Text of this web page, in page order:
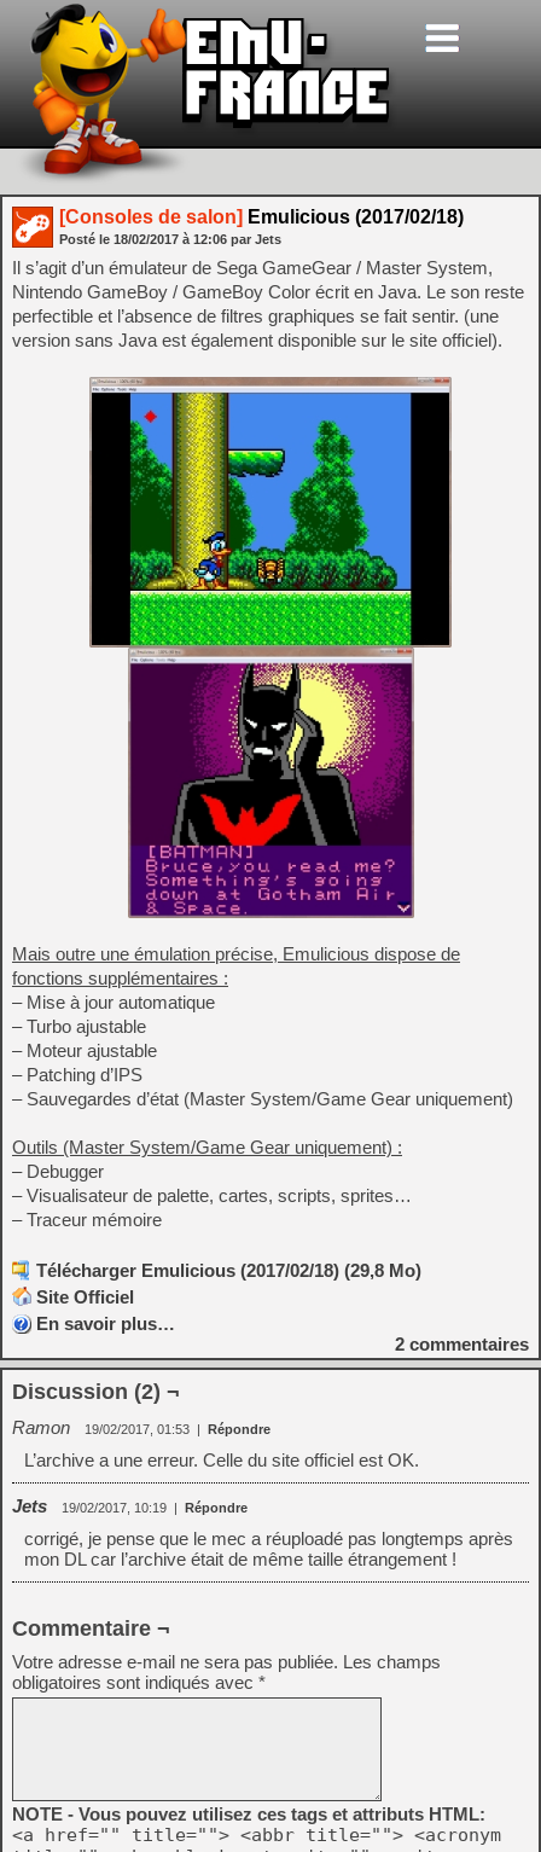
[Consoles de salon] Emulicious (2017/02/18)
Posté le 18/02/2017 à 12:06 par Jets
Il s’agit d’un émulateur de Sega GameGear / Master System,
Nintendo GameBoy / GameBoy Color écrit en Java. Le son reste
perfectible et l’absence de filtres graphiques se fait sentir. (une
version sans Java est également disponible sur le site officiel).
Mais outre une émulation précise, Emulicious dispose de
fonctions supplémentaires :
– Mise à jour automatique
– Turbo ajustable
– Moteur ajustable
– Patching d’IPS
– Sauvegardes d’état (Master System/Game Gear uniquement)
Outils (Master System/Game Gear uniquement) :
– Debugger
– Visualisateur de palette, cartes, scripts, sprites…
– Traceur mémoire
Télécharger Emulicious (2017/02/18) (29,8 Mo)
Site Officiel
En savoir plus…
2 commentaires
Discussion (2) ¬
Ramon 19/02/2017, 01:53 | Répondre
L’archive a une erreur. Celle du site officiel est OK.
Jets 19/02/2017, 10:19 | Répondre
corrigé, je pense que le mec a réuploadé pas longtemps après
mon DL car l’archive était de même taille étrangement !
Commentaire ¬
Votre adresse e-mail ne sera pas publiée. Les champs
obligatoires sont indiqués avec *
NOTE - Vous pouvez utilisez ces tags et attributs HTML:
<a href="" title=""> <abbr title=""> <acronym